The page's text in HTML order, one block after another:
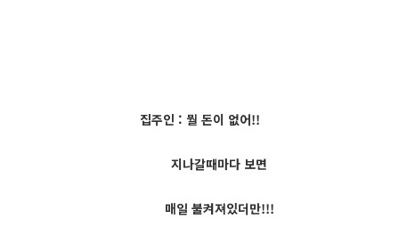
집주인 : 뭘 돈이 없어!!
지나갈때마다 보면
매일 불켜져있더만!!!